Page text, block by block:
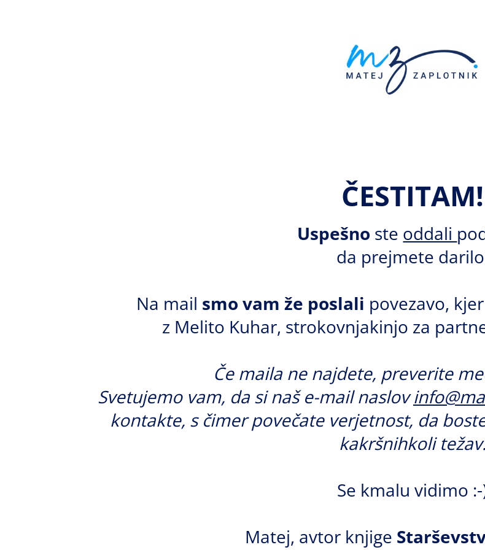
ČESTITAM!
Uspešno ste oddali
da prejmete
Na mail smo vam že poslali povezavo,
z Melito Kuhar, strokovnjakinjo za
Če maila ne najdete, preverite
Svetujemo vam, da si naš e-mail naslov
kontakte, s čimer povečate verjetnost, da
kakršnihkoli težav.
Se kmalu vidimo
Matej, avtor knjige